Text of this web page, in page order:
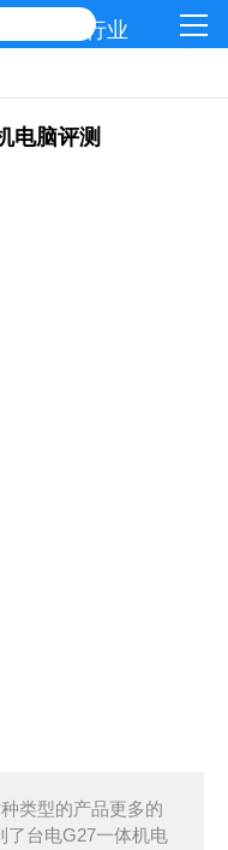
电脑评测
类型的产品更多的
了台电G27一体机电